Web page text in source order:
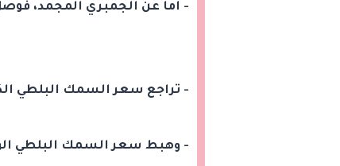
- أما عن الجمبري المجمد، فوصل سعره إلى ما
- تراجع سعر السمك البلطي الكبير اليوم،
- وهبط سعر السمك البلطي الوسط، ليسجل